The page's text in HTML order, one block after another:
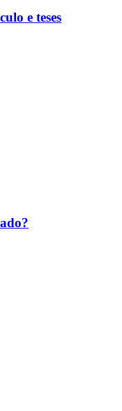
e teses